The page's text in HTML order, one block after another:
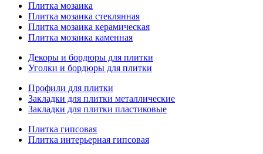
Плитка мозаика
Плитка мозаика стеклянная
Плитка мозаика керамическая
Плитка мозаика каменная
Декоры и бордюры для плитки
Уголки и бордюры для плитки
Профили для плитки
Закладки для плитки металлические
Закладки для плитки пластиковые
Плитка гипсовая
Плитка интерьерная гипсовая